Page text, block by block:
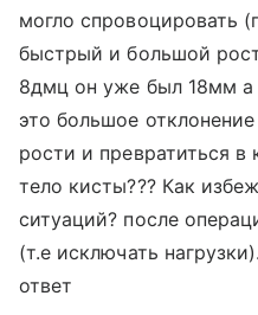
могло спровоцировать
быстрый и большой
8дмц он уже был 18мм а
это большое
рости и превратиться в
тело кисты??? Как
ситуаций? после
(т.е исключать
ответ